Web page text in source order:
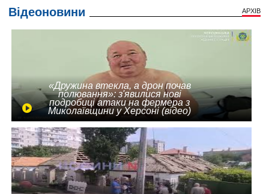
Відеоновини АРХІВ
«Дружина втекла, а дрон почав
полювання»: з'явилися нові
подробиці атаки на фермера з
Миколаївщини у Херсоні (відео)